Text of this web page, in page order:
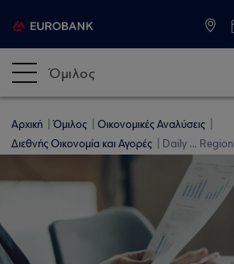
Όμιλος
Αρχική Όμιλος
Οικονομικές Αναλύσεις
Διεθνής Οικονομία και Αγορές
Daily ... Region